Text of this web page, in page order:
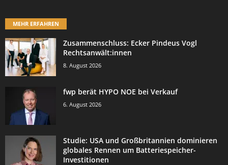
MEHR ERFAHREN
Zusammenschluss: Ecker Pindeus Vogl
Rechtsanwält:innen
8. August 2026
fwp berät HYPO NOE bei Verkauf
6. August 2026
Studie: USA und Großbritannien dominieren
globales Rennen um Batteriespeicher-
Investitionen